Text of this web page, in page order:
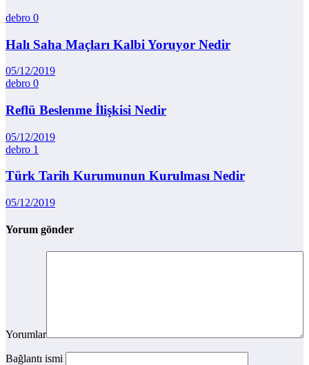
debro 0
Halı Saha Maçları Kalbi Yoruyor Nedir
05/12/2019
debro 0
Reflü Beslenme İlişkisi Nedir
05/12/2019
debro 1
Türk Tarih Kurumunun Kurulması Nedir
05/12/2019
Yorum gönder
Yorumlar
Bağlantı ismi